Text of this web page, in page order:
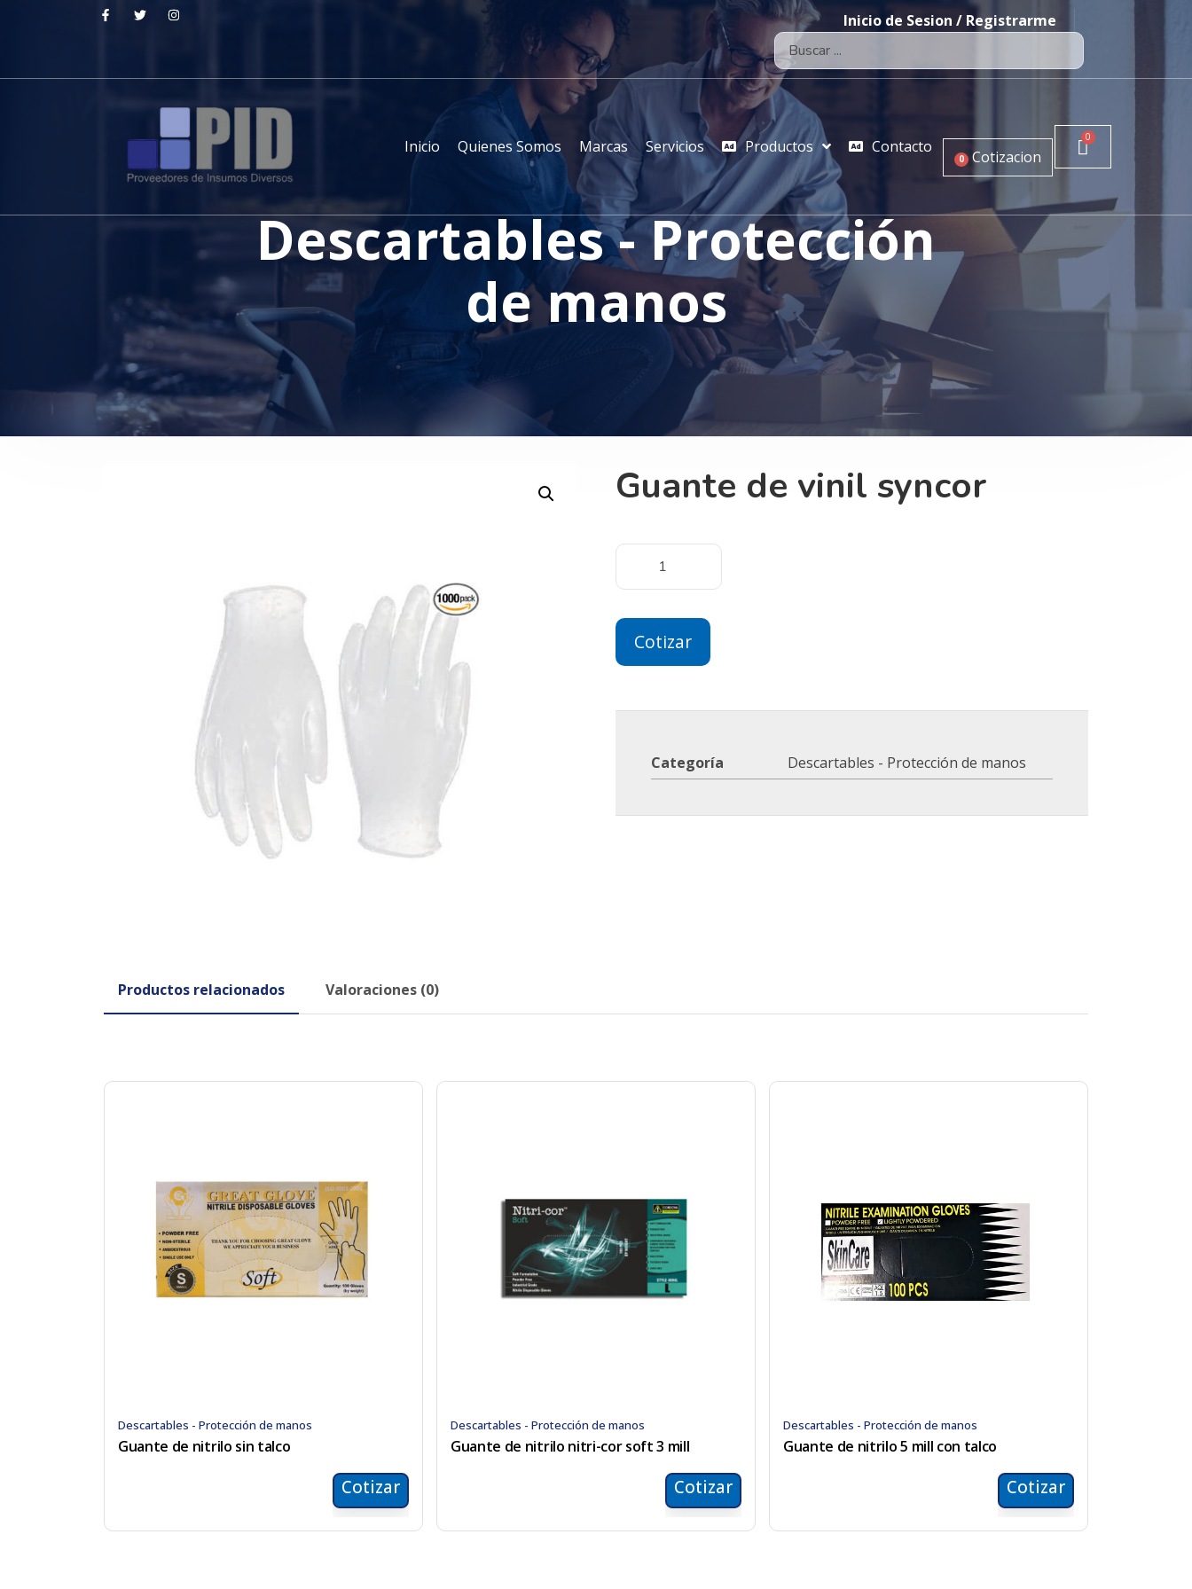
Inicio de Sesion / Registrarme
Inicio Quienes Somos Marcas Servicios Productos Contacto
0 Cotizacion
Descartables - Protección
de manos
Guante de vinil syncor
Cotizar
Categoría Descartables - Protección de manos
Productos relacionados Valoraciones (0)
Descartables - Protección de manos
Guante de nitrilo sin talco
Cotizar
Descartables - Protección de manos
Guante de nitrilo nitri-cor soft 3 mill
Cotizar
Descartables - Protección de manos
Guante de nitrilo 5 mill con talco
Cotizar